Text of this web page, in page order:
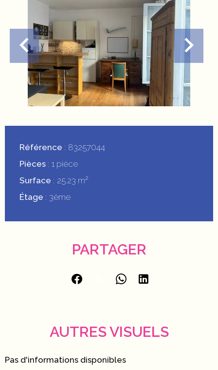
Référence
83257044
Pièces 1 pièce
Surface
25.23 m²
Étage
3ème
PARTAGER
AUTRES VISUELS
Pas d'informations disponibles